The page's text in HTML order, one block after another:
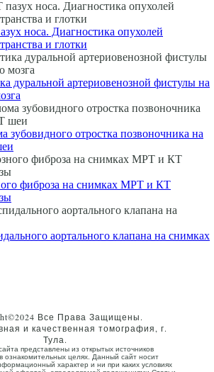
носа. Диагностика опухолей
и глотки
дуральной артериовенозной фистулы на
зубовидного отростка позвоночника на
фиброза на снимках МРТ и КТ
аортального клапана на снимках
Все Права Защищены.
и качественная томография, г.
Тула.
представлены из открытых источников
ознакомительных целях. Данный сайт носит
характер и ни при каких условиях